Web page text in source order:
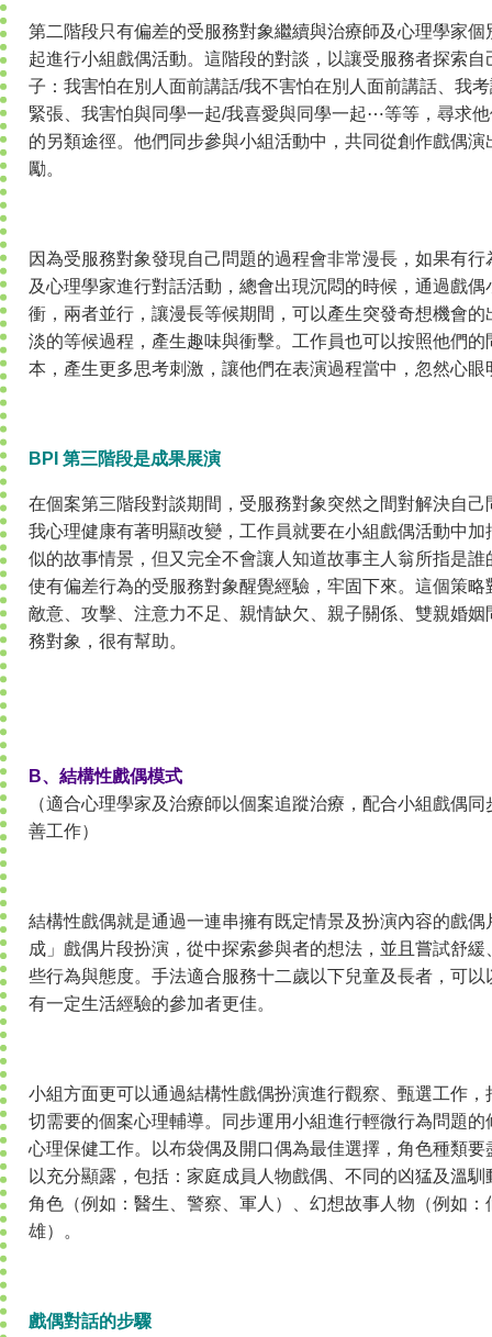
第二階段只有偏差的受服務對象繼續與治療師及心理學家
起進行小組戲偶活動。這階段的對談，以讓受服務者探索
子：我害怕在別人面前講話/我不害怕在別人面前講話、我
緊張、我害怕與同學一起/我喜愛與同學一起⋯等等，尋求
的另類途徑。他們同步參與小組活動中，共同從創作戲偶
勵。
因為受服務對象發現自己問題的過程會非常漫長，如果有
及心理學家進行對話活動，總會出現沉悶的時候，通過戲
衝，兩者並行，讓漫長等候期間，可以產生突發奇想機會
淡的等候過程，產生趣味與衝擊。工作員也可以按照他們
本，產生更多思考刺激，讓他們在表演過程當中，忽然心眼
BPI 第三階段是成果展演
在個案第三階段對談期間，受服務對象突然之間對解決自
我心理健康有著明顯改變，工作員就要在小組戲偶活動中
似的故事情景，但又完全不會讓人知道故事主人翁所指是
使有偏差行為的受服務對象醒覺經驗，牢固下來。這個策
敵意、攻擊、注意力不足、親情缺欠、親子關係、雙親婚
務對象，很有幫助。
B、結構性戲偶模式
（適合心理學家及治療師以個案追蹤治療，配合小組戲偶
善工作）
結構性戲偶就是通過一連串擁有既定情景及扮演內容的戲
成」戲偶片段扮演，從中探索參與者的想法，並且嘗試舒
些行為與態度。手法適合服務十二歲以下兒童及長者，可
有一定生活經驗的參加者更佳。
小組方面更可以通過結構性戲偶扮演進行觀察、甄選工作
切需要的個案心理輔導。同步運用小組進行輕微行為問題
心理保健工作。以布袋偶及開口偶為最佳選擇，角色種類
以充分顯露，包括：家庭成員人物戲偶、不同的凶猛及溫
角色（例如：醫生、警察、軍人）、幻想故事人物（例如
雄）。
戲偶對話的步驟